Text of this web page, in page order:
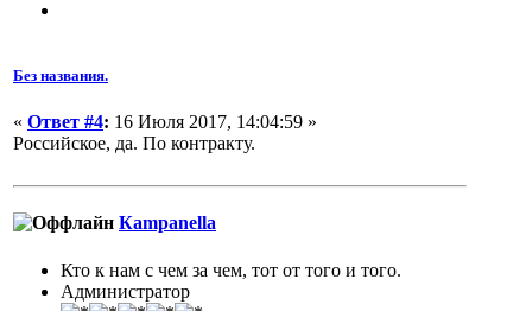
Без названия.
« Ответ #4: 16 Июля 2017, 14:04:59 »
Российское, да. По контракту.
Кampanella
Кто к нам с чем за чем, тот от того и того.
Администратор